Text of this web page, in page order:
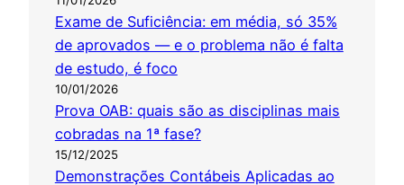
Exame de Suficiência: em média, só 35%
de aprovados — e o problema não é falta
de estudo, é foco
10/01/2026
Prova OAB: quais são as disciplinas mais
cobradas na 1ª fase?
15/12/2025
Demonstrações Contábeis Aplicadas ao